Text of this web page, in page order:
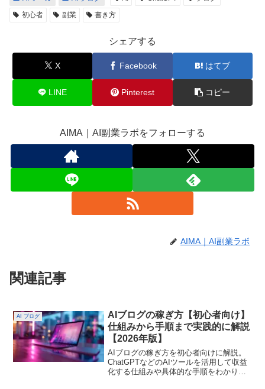
初心者
副業 書き方
シェアする
X Facebook はてブ
LINE Pinterest コピー
AIMA｜AI副業ラボをフォローする
AIMA｜AI副業ラボ
関連記事
AI ブログ
AIブログの稼ぎ方【初心者向け】
仕組みから手順まで実践的に解説
【2026年版】
AIブログの稼ぎ方を初心者向けに解説。
ChatGPTなどのAIツールを活用して収益
化する仕組みや具体的な手順をわかりや